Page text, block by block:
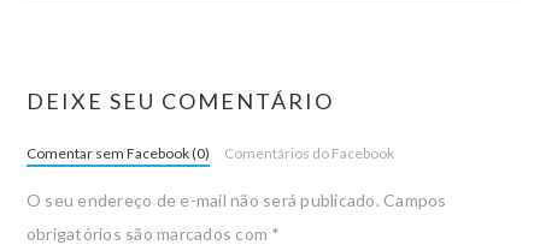
DEIXE SEU COMENTÁRIO
Comentar sem Facebook (0) Comentários do Facebook
O seu endereço de e-mail não será publicado. Campos
obrigatórios são marcados com *